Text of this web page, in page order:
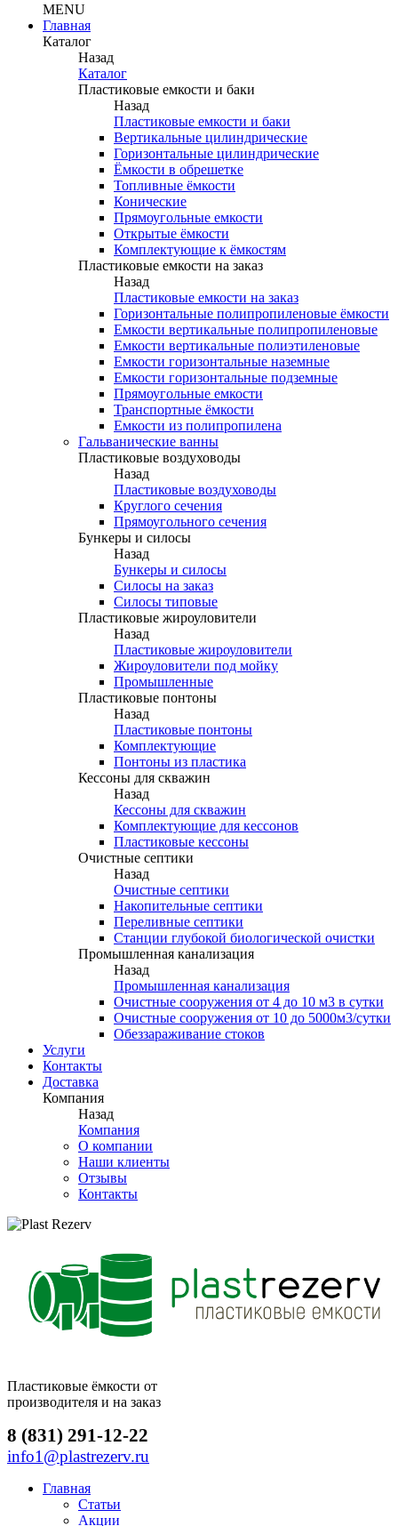
MENU
Главная
Каталог
Назад
Каталог
Пластиковые емкости и баки
Назад
Пластиковые емкости и баки
Вертикальные цилиндрические
Горизонтальные цилиндрические
Ёмкости в обрешетке
Топливные ёмкости
Конические
Прямоугольные емкости
Открытые ёмкости
Комплектующие к ёмкостям
Пластиковые емкости на заказ
Назад
Пластиковые емкости на заказ
Горизонтальные полипропиленовые ёмкости
Емкости вертикальные полипропиленовые
Емкости вертикальные полиэтиленовые
Емкости горизонтальные наземные
Емкости горизонтальные подземные
Прямоугольные емкости
Транспортные ёмкости
Емкости из полипропилена
Гальванические ванны
Пластиковые воздуховоды
Назад
Пластиковые воздуховоды
Круглого сечения
Прямоугольного сечения
Бункеры и силосы
Назад
Бункеры и силосы
Силосы на заказ
Силосы типовые
Пластиковые жироуловители
Назад
Пластиковые жироуловители
Жироуловители под мойку
Промышленные
Пластиковые понтоны
Назад
Пластиковые понтоны
Комплектующие
Понтоны из пластика
Кессоны для скважин
Назад
Кессоны для скважин
Комплектующие для кессонов
Пластиковые кессоны
Очистные септики
Назад
Очистные септики
Накопительные септики
Переливные септики
Станции глубокой биологической очистки
Промышленная канализация
Назад
Промышленная канализация
Очистные сооружения от 4 до 10 м3 в сутки
Очистные сооружения от 10 до 5000м3/сутки
Обеззараживание стоков
Услуги
Контакты
Доставка
Компания
Назад
Компания
О компании
Наши клиенты
Отзывы
Контакты
Пластиковые ёмкости от
производителя и на заказ
8 (831) 291-12-22
info1@plastrezerv.ru
Главная
Статьи
Акции